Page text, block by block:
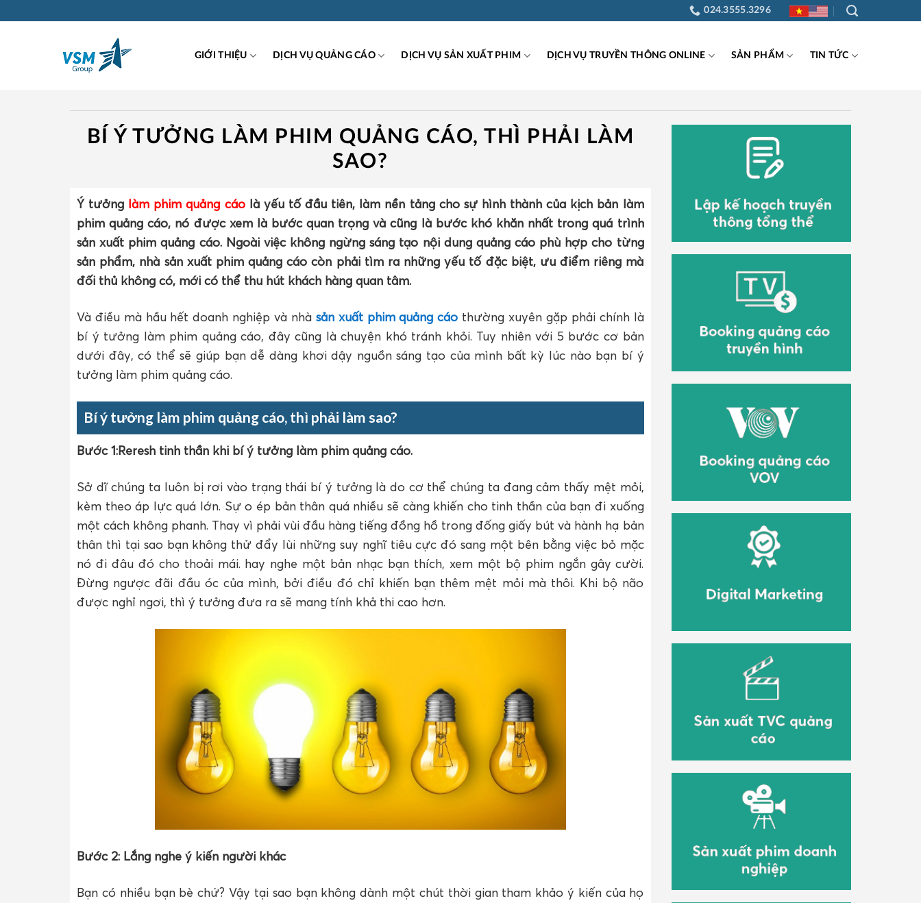
024.3555.3296
GIỚI THIỆU DỊCH VỤ QUẢNG CÁO DỊCH VỤ SẢN XUẤT PHIM DỊCH VỤ TRUYỀN THÔNG ONLINE SẢN PHẨM TIN TỨC
BÍ Ý TƯỞNG LÀM PHIM QUẢNG CÁO, THÌ PHẢI LÀM
SAO?
Ý tưởng làm phim quảng cáolà yếu tố đầu tiên, làm nền tảng cho sự hình thành của kịch bản làm
phim quảng cáo, nó được xem là bước quan trọng và cũng là bước khó khăn nhất trong quá trình
sản xuất phim quảng cáo. Ngoài việc không ngừng sáng tạo nội dung quảng cáo phù hợp cho từng
sản phẩm, nhà sản xuất phim quảng cáo còn phải tìm ra những yếu tố đặc biệt, ưu điểm riêng mà
đối thủ không có, mới có thể thu hút khách hàng quan tâm.
Và điều mà hầu hết doanh nghiệp và nhà sản xuất phim quảng cáo thường xuyên gặp phải chính là
bí ý tưởng làm phim quảng cáo, đây cũng là chuyện khó tránh khỏi. Tuy nhiên với 5 bước cơ bản
dưới đây, có thể sẽ giúp bạn dễ dàng khơi dậy nguồn sáng tạo của mình bất kỳ lúc nào bạn bí ý
tưởng làm phim quảng cáo.
Bí ý tưởng làm phim quảng cáo, thì phải làm sao?
Bước 1:Reresh tinh thần khi bí ý tưởng làm phim quảng cáo.
Sở dĩ chúng ta luôn bị rơi vào trạng thái bí ý tưởng là do cơ thể chúng ta đang cảm thấy mệt mỏi,
kèm theo áp lực quá lớn. Sự o ép bản thân quá nhiều sẽ càng khiến cho tinh thần của bạn đi xuống
một cách không phanh. Thay vì phải vùi đầu hàng tiếng đồng hồ trong đống giấy bút và hành hạ bản
thân thì tại sao bạn không thử đẩy lùi những suy nghĩ tiêu cực đó sang một bên bằng việc bỏ mặc
nó đi đâu đó cho thoải mái. hay nghe một bản nhạc bạn thích, xem một bộ phim ngắn gây cười.
Đừng ngược đãi đầu óc của mình, bởi điều đó chỉ khiến bạn thêm mệt mỏi mà thôi. Khi bộ não
được nghỉ ngơi, thì ý tưởng đưa ra sẽ mang tính khả thi cao hơn.
Bước 2: Lắng nghe ý kiến người khác
Bạn có nhiều bạn bè chứ? Vậy tại sao bạn không dành một chút thời gian tham khảo ý kiến của họ